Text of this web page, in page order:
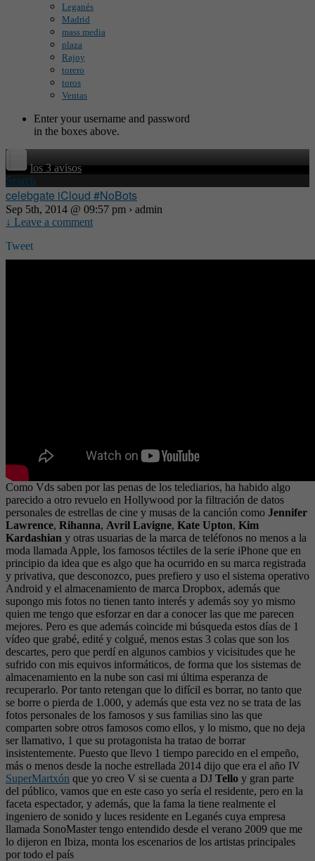
Leganés
Madrid
mass media
plaza
Rajoy
torero
toros
Ventas
Enter your username and password
in the boxes above.
los 3 avisos
Search
celebgate iCloud #NoBots
Sep 5th, 2014 @ 09:57 pm › admin
↓ Leave a comment
Tweet
Como Vds saben por las penas de los telediarios, ha habido algo
parecido a otro revuelo en Hollywood por la filtración de datos
personales de estrellas de cine y musas de la canción como Jennifer
Lawrence, Rihanna, Avril Lavigne, Kate Upton, Kim
Kardashian y otras usuarias de la marca de teléfonos no menos a la
moda llamada Apple, los famosos téctiles de la serie iPhone que en
principio da idea que es algo que ha ocurrido en su marca registrada
y privativa, que desconozco, pues prefiero y uso el sistema operativo
Android y el almacenamiento de marca Dropbox, además que
supongo mis fotos no tienen tanto interés y además soy yo mismo
quien me tengo que esforzar en dar a conocer las que me parecen
mejores. Pero es que además coincide mi búsqueda estos días de 1
vídeo que grabé, edité y colgué, menos estas 3 colas que son los
descartes, pero que perdí en algunos cambios y vicisitudes que he
sufrido con mis equivos informáticos, de forma que los sistemas de
almacenamiento en la nube son casi mi última esperanza de
recuperarlo. Por tanto retengan que lo difícil es borrar, no tanto que
se borre o pierda de 1.000, y además que esta vez no se trata de las
fotos personales de los famosos y sus familias sino las que
comparten sobre otros famosos como ellos, y lo mismo, que no deja
ser llamativo, 1 que su protagonista ha tratao de borrar
insistentemente. Puesto que llevo 1 tiempo parecido en el empeño,
más o menos desde la noche estrellada 2014 dijo que era el año IV
SuperMartxón que yo creo V si se cuenta a DJ Tello y gran parte
del público, vamos que en este caso yo sería el residente, pero en la
faceta espectador, y además, que la fama la tiene realmente el
ingeniero de sonido y luces residente en Leganés cuya empresa
llamada SonoMaster tengo entendido desde el verano 2009 que me
lo dijeron en Ibiza, monta los escenarios de los artistas principales
por todo el país